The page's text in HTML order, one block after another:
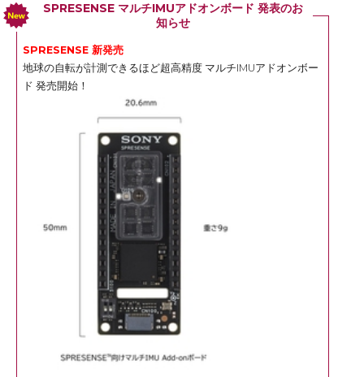
SPRESENSE マルチIMUアドオンボード 発表のお
知らせ
SPRESENSE 新発売
地球の自転が計測できるほど超高精度 マルチIMUアドオンボー
ド 発売開始！